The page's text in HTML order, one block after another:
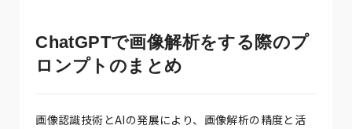
ChatGPTで画像解析をする際のプ
ロンプトのまとめ
画像認識技術とAIの発展により、画像解析の精度と活